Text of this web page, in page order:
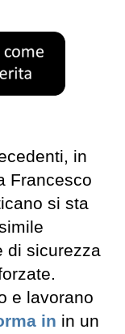
in
Francesco
si sta
di sicurezza
e lavorano
in in un